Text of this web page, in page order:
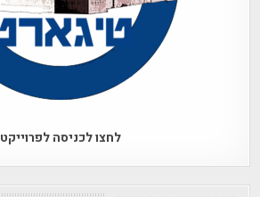
לחצו לכניסה לפרוייקט